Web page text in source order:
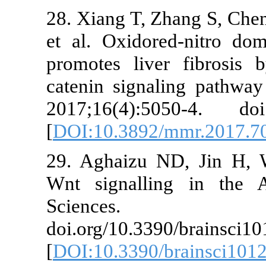
28. Xiang T,
et al.
promotes
catenin
[
29. Aghaizu
Wnt
doi.org/
[